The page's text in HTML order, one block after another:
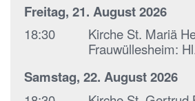
Freitag, 21. August 2026
18:30
Kirche St. Mariä
Frauwüllesheim:
Samstag, 22. August 2026